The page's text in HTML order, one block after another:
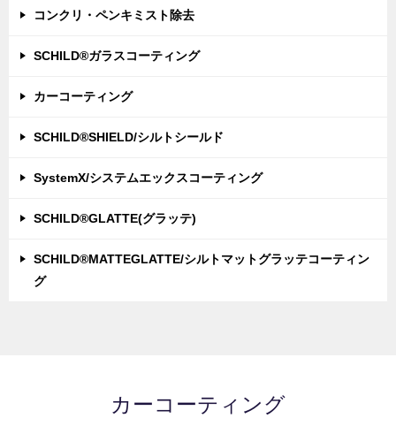
コンクリ・ペンキミスト除去
SCHILD®ガラスコーティング
カーコーティング
SCHILD®SHIELD/シルトシールド
SystemX/システムエックスコーティング
SCHILD®GLATTE(グラッテ)
SCHILD®MATTEGLATTE/シルトマットグラッテコーティン
グ
カーコーティング